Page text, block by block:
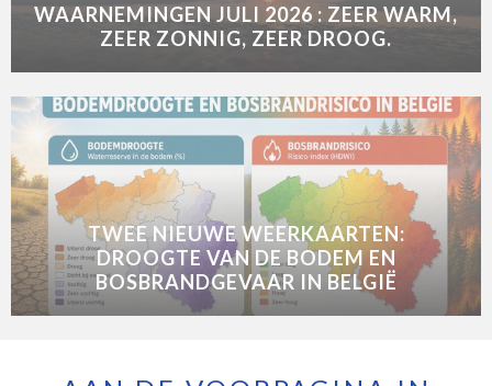
WAARNEMINGEN JULI 2026 : ZEER WARM,
ZEER ZONNIG, ZEER DROOG.
TWEE NIEUWE WEERKAARTEN:
DROOGTE VAN DE BODEM EN
BOSBRANDGEVAAR IN BELGIË